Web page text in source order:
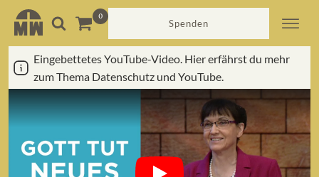
Spenden
Eingebettetes YouTube-Video. Hier erfährst du mehr
zum Thema Datenschutz und YouTube.